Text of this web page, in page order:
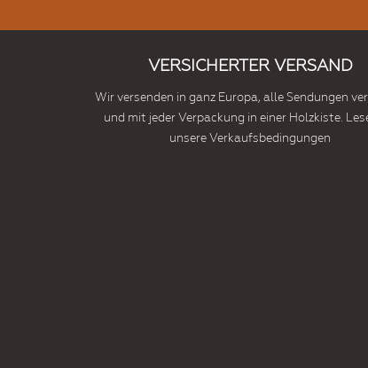
VERSICHERTER VERSAND
Wir versenden in ganz Europa, alle Sendungen
und mit jeder Verpackung in einer Holzkiste.
unsere Verkaufsbedingungen